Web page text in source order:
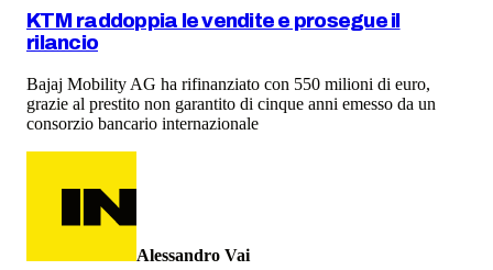
KTM raddoppia le vendite e prosegue il
rilancio
Bajaj Mobility AG ha rifinanziato con 550 milioni di euro,
grazie al prestito non garantito di cinque anni emesso da un
consorzio bancario internazionale
Alessandro Vai